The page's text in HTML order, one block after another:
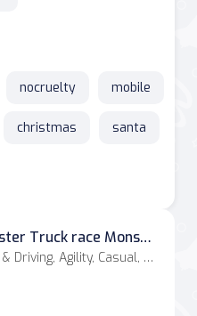
nocruelty mobile
christmas santa
Impossible Monster Truck race Monster Truck Games 2021
Adventure, Racing & Driving, Agility, Casual, Simulation